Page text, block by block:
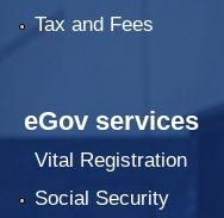
Tax and Fees
eGov services
Vital Registration
Social Security